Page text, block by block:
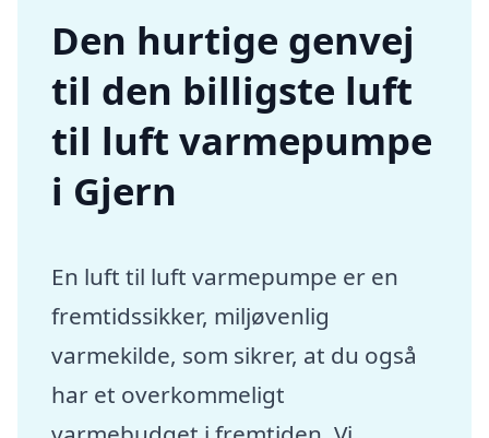
Den hurtige genvej
til den billigste luft
til luft varmepumpe
i Gjern
En luft til luft varmepumpe er en
fremtidssikker, miljøvenlig
varmekilde, som sikrer, at du også
har et overkommeligt